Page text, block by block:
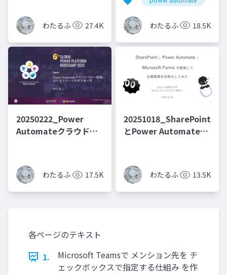
わたるふ 27.4K
する催促を自動化した
話
わたるふ 18.5K
20250222_Power
Automateクラウドフ
わたるふ 17.5K
20251018_SharePoint
とPower Automateと
わたるふ 13.5K
各ページのテキスト
1.
Microsoft Teamsで メンション先を チ
ェックボックスで指定する仕組み を作